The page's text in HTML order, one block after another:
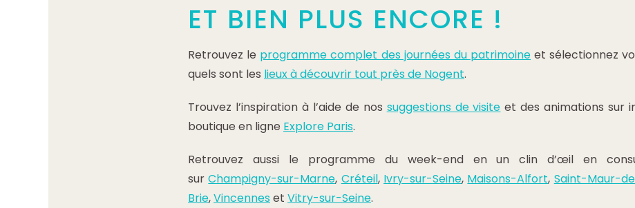
ET BIEN PLUS ENCORE !
Retrouvez le programme complet des journées du patrimoine et sélectionnez
quels sont les lieux à découvrir tout près de Nogent.
Trouvez l’inspiration à l’aide de nos suggestions de visite et des animations sur
boutique en ligne Explore Paris.
Retrouvez aussi le programme du week-end en un clin d’œil en
surChampigny-sur-Marne, Créteil, Ivry-sur-Seine, Maisons-Alfort, Saint-Maur-
Brie,Vincenneset Vitry-sur-Seine.